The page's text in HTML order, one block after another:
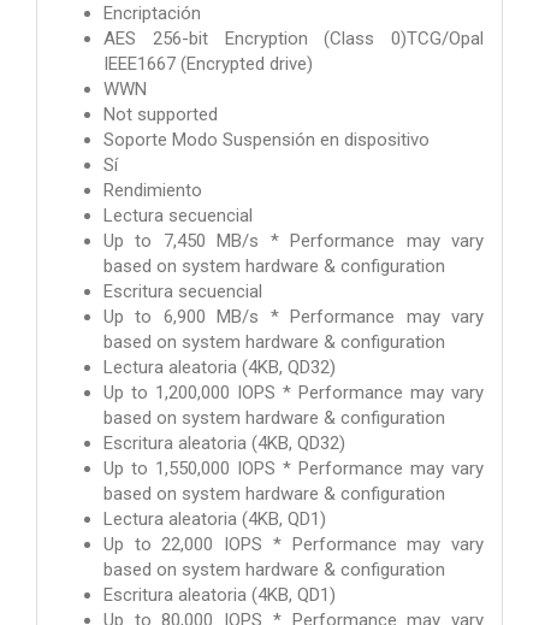
Encriptación
AES 256-bit Encryption (Class 0)TCG/Opal
IEEE1667 (Encrypted drive)
WWN
Not supported
Soporte Modo Suspensión en dispositivo
Sí
Rendimiento
Lectura secuencial
Up to 7,450 MB/s * Performance may vary
based on system hardware & configuration
Escritura secuencial
Up to 6,900 MB/s * Performance may vary
based on system hardware & configuration
Lectura aleatoria (4KB, QD32)
Up to 1,200,000 IOPS * Performance may vary
based on system hardware & configuration
Escritura aleatoria (4KB, QD32)
Up to 1,550,000 IOPS * Performance may vary
based on system hardware & configuration
Lectura aleatoria (4KB, QD1)
Up to 22,000 IOPS * Performance may vary
based on system hardware & configuration
Escritura aleatoria (4KB, QD1)
Up to 80,000 IOPS * Performance may vary